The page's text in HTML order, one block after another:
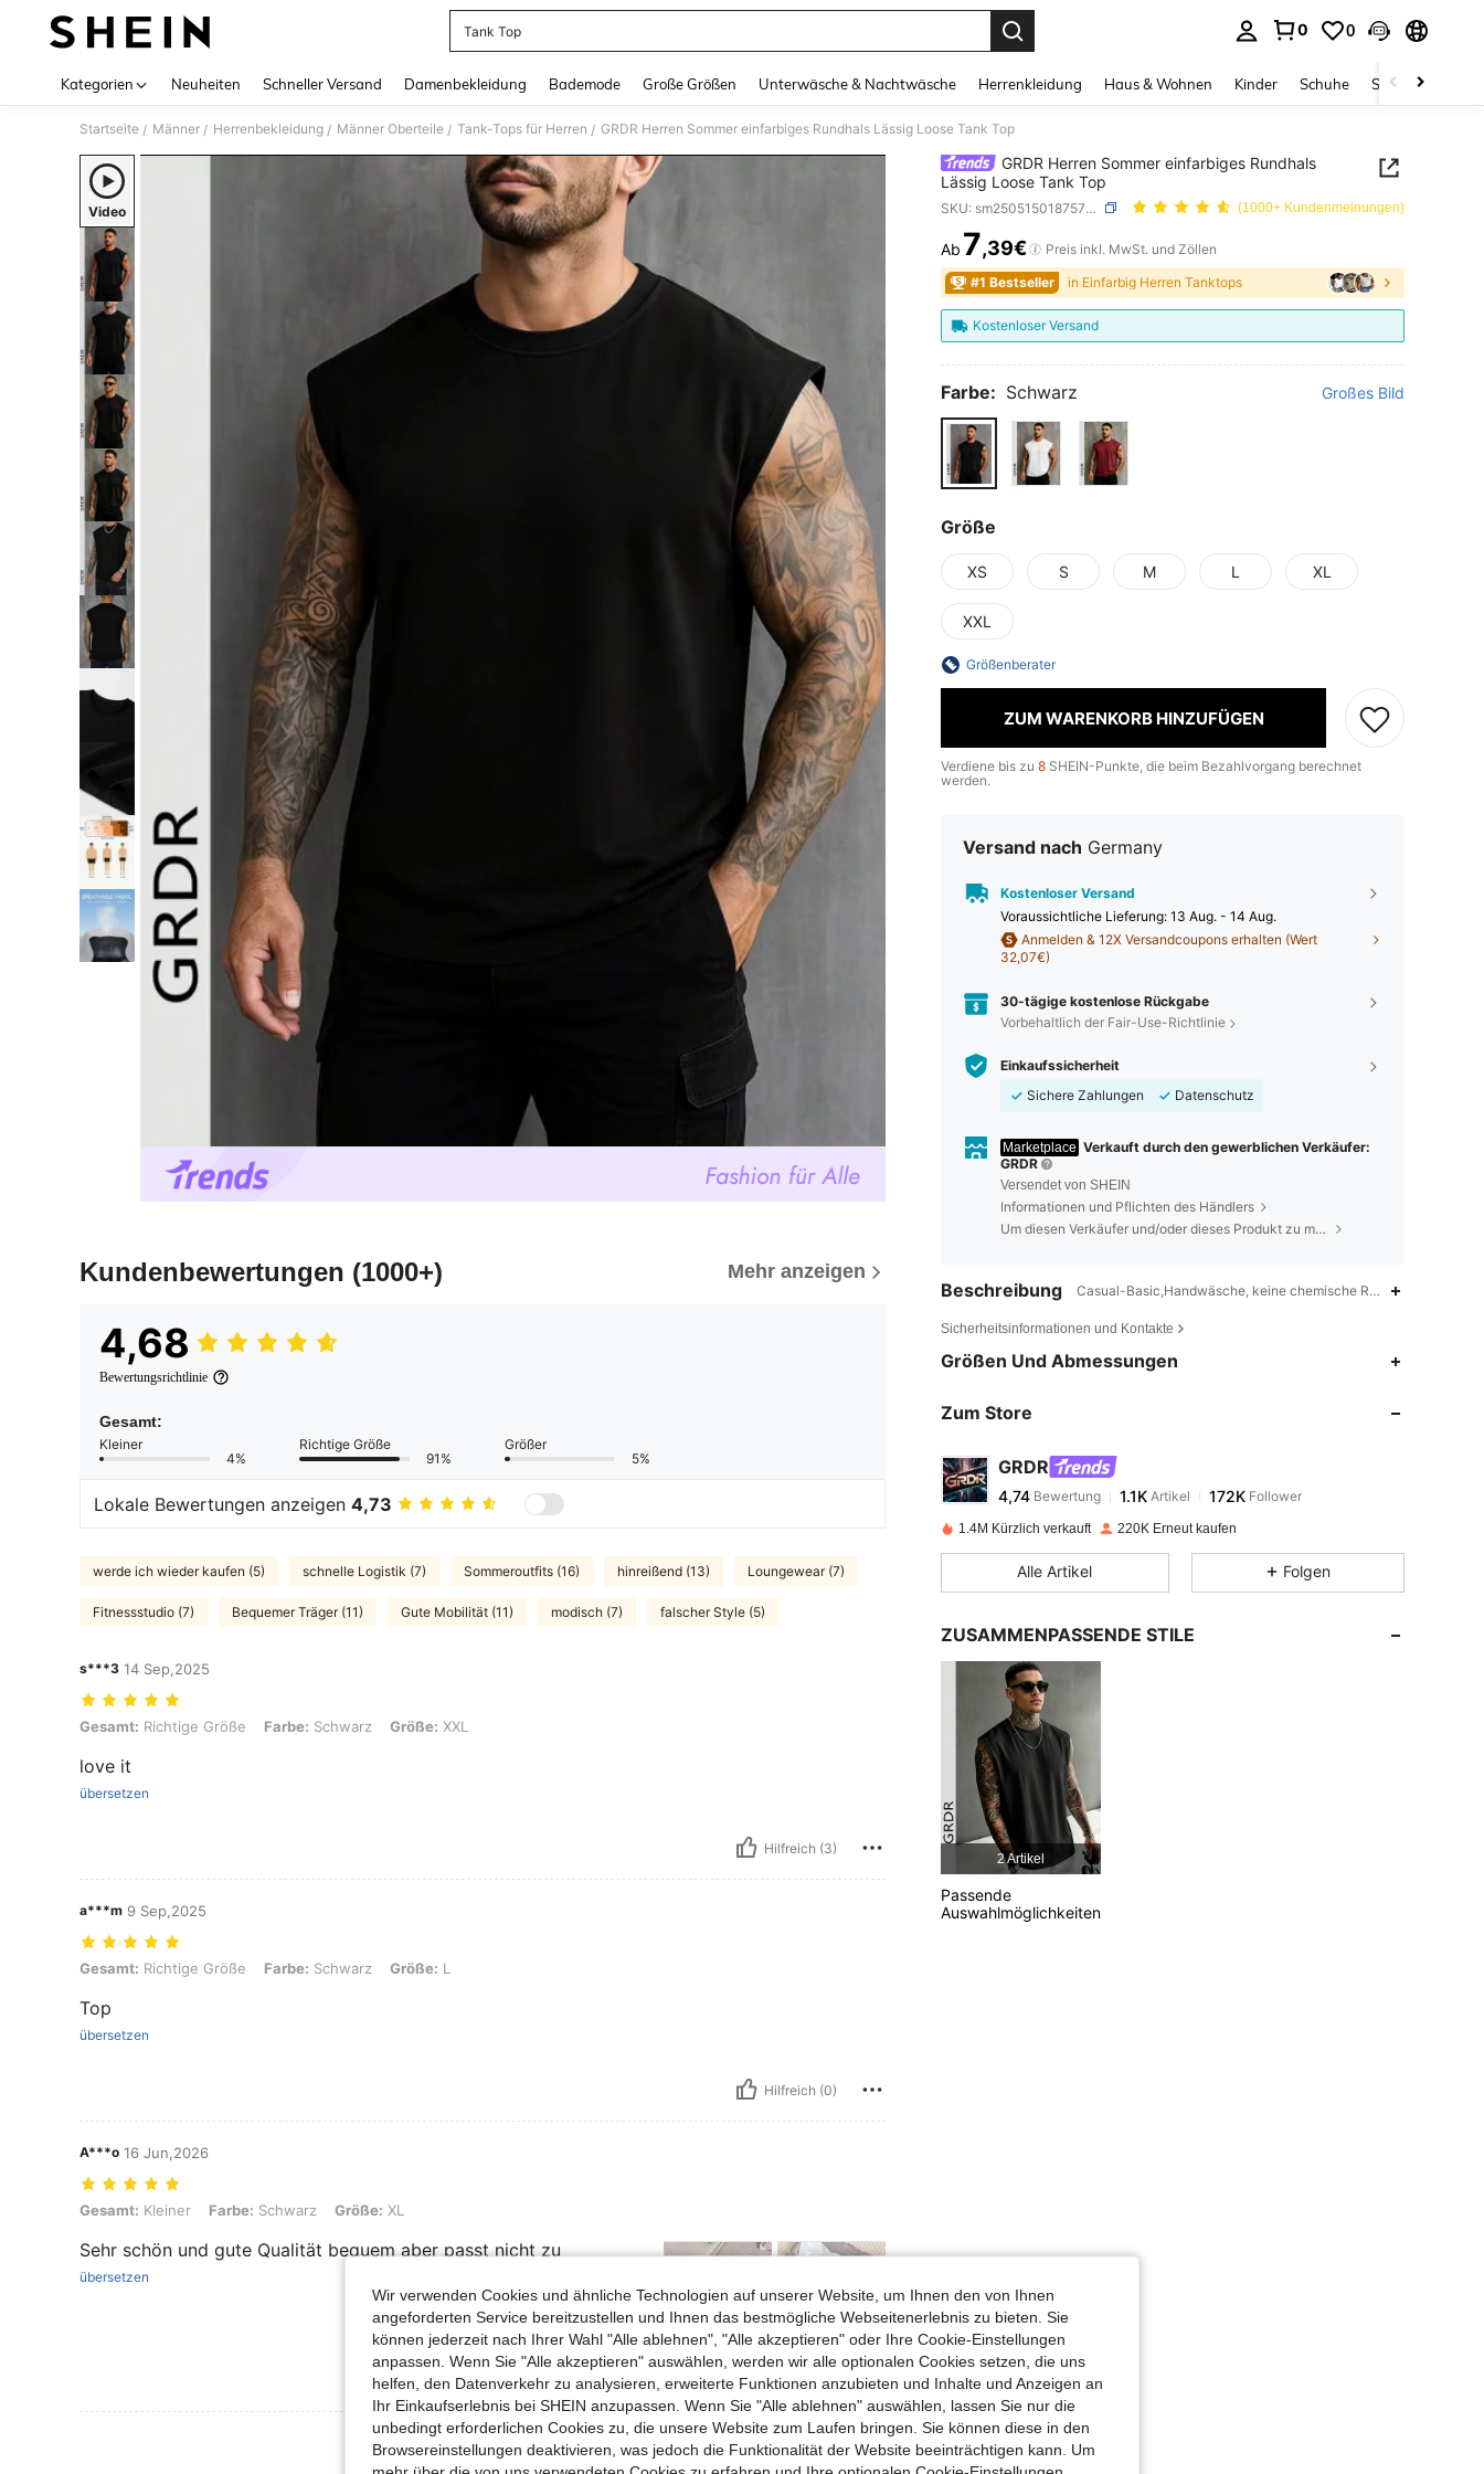
Tank Top
0 0
Kategorien Neuheiten Schneller Versand Damenbekleidung Bademode Große Größen Unterwäsche & Nachtwäsche Herrenkleidung Haus & Wohnen Kinder Schuhe Schmuck &
Startseite / Männer / Herrenbekleidung / Männer Oberteile / Tank-Tops für Herren / GRDR Herren Sommer einfarbiges Rundhals Lässig Loose Tank Top
Video
Kundenbewertungen (1000+) Mehr anzeigen
4,68
Bewertungsrichtlinie
Gesamt:
Kleiner
4%
Richtige Größe
91%
Größer
5%
Lokale Bewertungen anzeigen 4,73
werde ich wieder kaufen (5) schnelle Logistik (7) Sommeroutfits (16) hinreißend (13) Loungewear (7)
Fitnessstudio (7) Bequemer Träger (11) Gute Mobilität (11) modisch (7) falscher Style (5)
s***3 14 Sep,2025
Gesamt: Richtige Größe, Farbe: Schwarz, Größe: XXL
Gesamt: Richtige Größe Farbe: Schwarz Größe: XXL
love it
übersetzen
Hilfreich (3)
a***m 9 Sep,2025
Gesamt: Richtige Größe, Farbe: Schwarz, Größe: L
Gesamt: Richtige Größe Farbe: Schwarz Größe: L
Top
übersetzen
Hilfreich (0)
A***o 16 Jun,2026
Gesamt: Kleiner, Farbe: Schwarz, Größe: XL
Gesamt: Kleiner Farbe: Schwarz Größe: XL
Sehr schön und gute Qualität bequem aber passt nicht zu
übersetzen
Hilfreich (1)
Mehr Bewertungen Ansehen
GRDR Herren Sommer einfarbiges Rundhals
Lässig Loose Tank Top
SKU: sm25051501875702628 (1000+ Kundenmeinungen)
PRICE AND AVAILABILITY
Ab 7,39€
Preis inkl. MwSt. und Zöllen
#1 Bestseller
in Einfarbig Herren Tanktops
Kostenloser Versand
Farbe: Schwarz Großes Bild
Größe
XS S M L XL
XXL
Größenberater
ZUM WARENKORB HINZUFÜGEN
Verdiene bis zu 8 SHEIN-Punkte, die beim Bezahlvorgang berechnet
werden.
Versand nach Germany
Kostenloser Versand
Voraussichtliche Lieferung: 13 Aug. - 14 Aug.
Anmelden & 12X Versandcoupons erhalten (Wert
32,07€)
30-tägige kostenlose Rückgabe
Vorbehaltlich der Fair-Use-Richtlinie
Einkaufssicherheit
Sichere Zahlungen
Datenschutz
Marketplace Verkauft durch den gewerblichen Verkäufer:
GRDR
Versendet von SHEIN
Informationen und Pflichten des Händlers
Um diesen Verkäufer und/oder dieses Produkt zu melden
Beschreibung Casual-Basic,Handwäsche, keine chemische Reinigung,Einfarbig
Sicherheitsinformationen und Kontakte
Größen Und Abmessungen
Zum Store
GRDR
4,74
4,74 Bewertung
j***sbezahltVor 1 Tag
4,74
4,74
4,74
4,74
1.4M Kürzlich verkauft 220K Erneut kaufen
Alle Artikel Folgen
ZUSAMMENPASSENDE STILE
2 Artikel
Passende
Auswahlmöglichkeiten
Wir verwenden Cookies und ähnliche Technologien auf unserer Website, um Ihnen den von Ihnen
angeforderten Service bereitzustellen und Ihnen das bestmögliche Webseitenerlebnis zu bieten. Sie
können jederzeit nach Ihrer Wahl "Alle ablehnen", "Alle akzeptieren" oder Ihre Cookie-Einstellungen
anpassen. Wenn Sie "Alle akzeptieren" auswählen, werden wir alle optionalen Cookies setzen, die uns
helfen, den Datenverkehr zu analysieren, erweiterte Funktionen anzubieten und Inhalte und Anzeigen an
Ihr Einkaufserlebnis bei SHEIN anzupassen. Wenn Sie "Alle ablehnen" auswählen, lassen Sie nur die
unbedingt erforderlichen Cookies zu, die unsere Website zum Laufen bringen. Sie können diese in den
Browsereinstellungen deaktivieren, was jedoch die Funktionalität der Website beeinträchtigen kann. Um